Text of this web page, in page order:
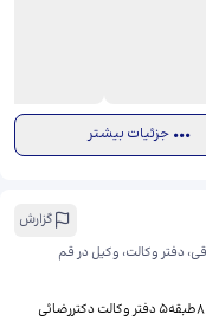
جزئیات بیشتر
گزارش
دفتر وکالت، وکیل در قم